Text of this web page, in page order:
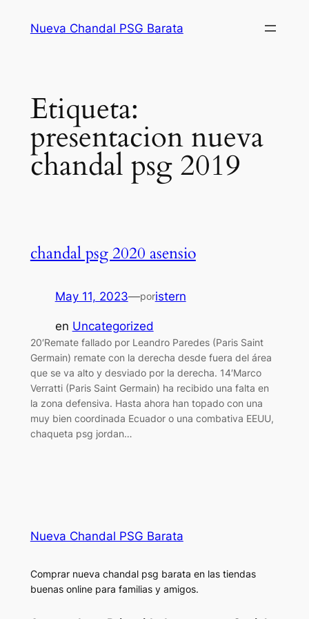
Nueva Chandal PSG Barata
Etiqueta:
presentacion nueva
chandal psg 2019
chandal psg 2020 asensio
May 11, 2023—poristern
en Uncategorized
20′Remate fallado por Leandro Paredes (Paris Saint
Germain) remate con la derecha desde fuera del área
que se va alto y desviado por la derecha. 14′Marco
Verratti (Paris Saint Germain) ha recibido una falta en
la zona defensiva. Hasta ahora han topado con una
muy bien coordinada Ecuador o una combativa EEUU,
chaqueta psg jordan…
Nueva Chandal PSG Barata
Comprar nueva chandal psg barata en las tiendas
buenas online para familias y amigos.